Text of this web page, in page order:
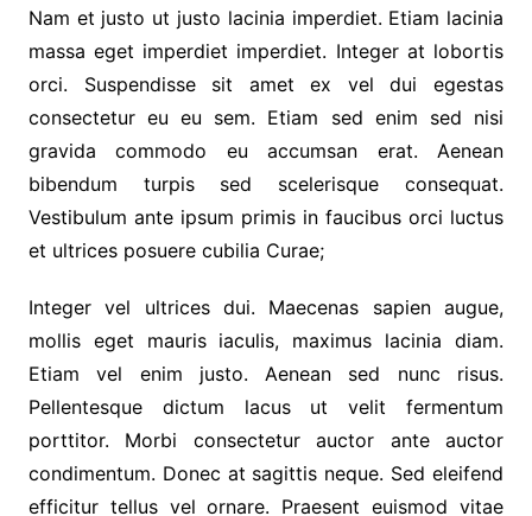
Nam et justo ut justo lacinia imperdiet. Etiam lacinia
massa eget imperdiet imperdiet. Integer at lobortis
orci. Suspendisse sit amet ex vel dui egestas
consectetur eu eu sem. Etiam sed enim sed nisi
gravida commodo eu accumsan erat. Aenean
bibendum turpis sed scelerisque consequat.
Vestibulum ante ipsum primis in faucibus orci luctus
et ultrices posuere cubilia Curae;
Integer vel ultrices dui. Maecenas sapien augue,
mollis eget mauris iaculis, maximus lacinia diam.
Etiam vel enim justo. Aenean sed nunc risus.
Pellentesque dictum lacus ut velit fermentum
porttitor. Morbi consectetur auctor ante auctor
condimentum. Donec at sagittis neque. Sed eleifend
efficitur tellus vel ornare. Praesent euismod vitae